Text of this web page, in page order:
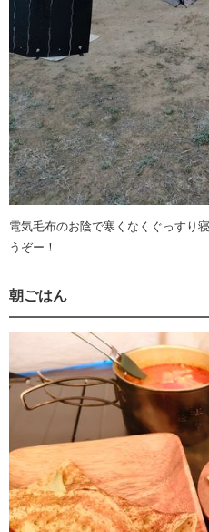
電気毛布のお陰で寒くなくぐっすり
うぞー！
朝ごはん